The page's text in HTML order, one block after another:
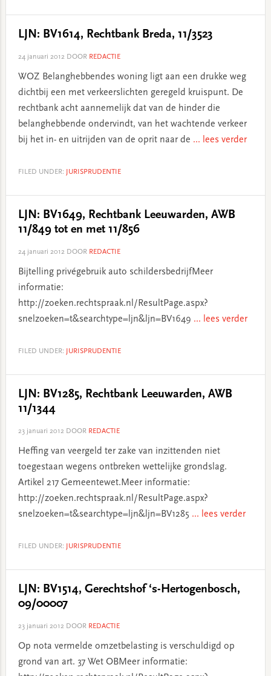
LJN: BV1614, Rechtbank Breda, 11/3523
24 januari 2012DOOR REDACTIE
WOZ Belanghebbendes woning ligt aan een drukke weg
dichtbij een met verkeerslichten geregeld kruispunt. De
rechtbank acht aannemelijk dat van de hinder die
belanghebbende ondervindt, van het wachtende verkeer
bij het in- en uitrijden van de oprit naar de ... lees verder
FILED UNDER: JURISPRUDENTIE
LJN: BV1649, Rechtbank Leeuwarden, AWB
11/849 tot en met 11/856
24 januari 2012DOOR REDACTIE
Bijtelling privégebruik auto schildersbedrijfMeer
informatie:
http://zoeken.rechtspraak.nl/ResultPage.aspx?
snelzoeken=t&searchtype=ljn&ljn=BV1649 ... lees verder
FILED UNDER: JURISPRUDENTIE
LJN: BV1285, Rechtbank Leeuwarden, AWB
11/1344
23 januari 2012DOOR REDACTIE
Heffing van veergeld ter zake van inzittenden niet
toegestaan wegens ontbreken wettelijke grondslag.
Artikel 217 Gemeentewet.Meer informatie:
http://zoeken.rechtspraak.nl/ResultPage.aspx?
snelzoeken=t&searchtype=ljn&ljn=BV1285 ... lees verder
FILED UNDER: JURISPRUDENTIE
LJN: BV1514, Gerechtshof ‘s-Hertogenbosch,
09/00007
23 januari 2012DOOR REDACTIE
Op nota vermelde omzetbelasting is verschuldigd op
grond van art. 37 Wet OBMeer informatie: